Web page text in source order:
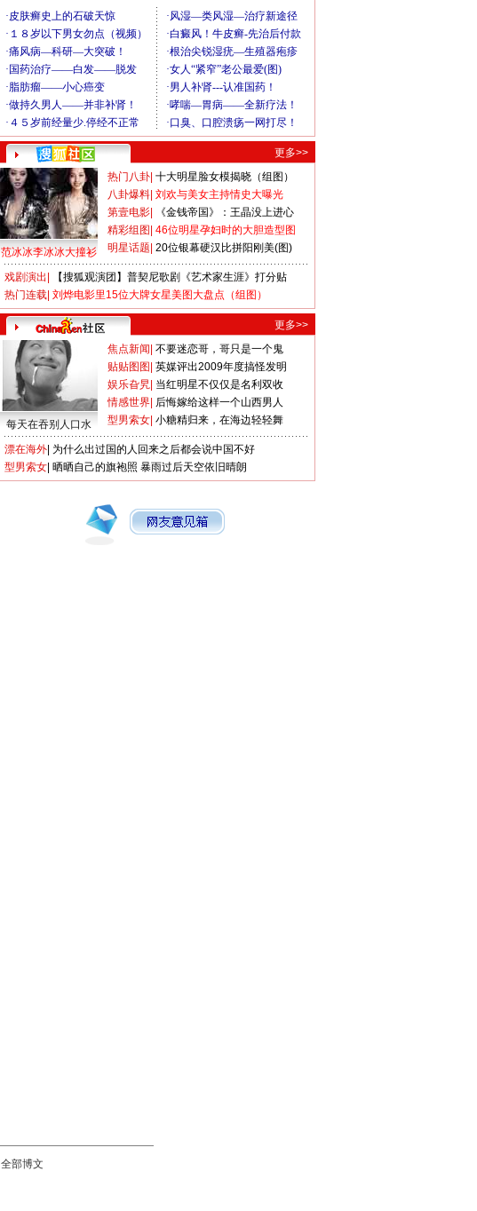
更多>>
范冰冰李冰冰大撞衫
热门八卦 十大明星脸女模揭晓（组图）
八卦爆料 刘欢与美女主持情史大曝光
第壹电影
《金钱帝国》：王晶没上进心
精彩组图 46位明星孕妇时的大胆造型图
明星话题 20位银幕硬汉比拼阳刚美(图)
戏剧演出
【搜狐观演团】普契尼歌剧《艺术家生涯》打分贴
热门连载 刘烨电影里15位大牌女星美图大盘点（组图）
更多>>
每天在吞别人口水
焦点新闻 不要迷恋哥，哥只是一个鬼
贴贴图图 英媒评出2009年度搞怪发明
娱乐旮旯 当红明星不仅仅是名利双收
情感世界 后悔嫁给这样一个山西男人
型男索女 小糖精归来，在海边轻轻舞
漂在海外 为什么出过国的人回来之后都会说中国不好
型男索女 晒晒自己的旗袍照 暴雨过后天空依旧晴朗
全部博文